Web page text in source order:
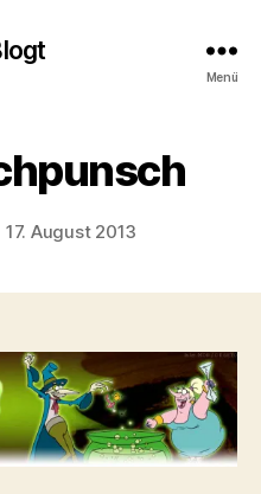
Menü
17. August 2013